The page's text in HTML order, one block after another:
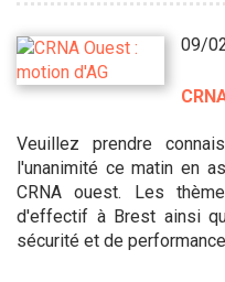
09/
Veuillez prendre
l'unanimité ce matin en
CRNA ouest. Les
d'effectif à Brest ainsi
sécurité et de